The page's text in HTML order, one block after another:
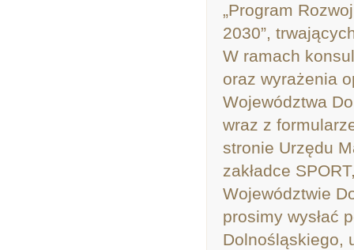
„Program
2030”,
W ramach
oraz wyrażenia
Województwa
wraz z
stronie Urzędu
zakładce
Województwie
prosimy wysłać
Dolnośląskiego,